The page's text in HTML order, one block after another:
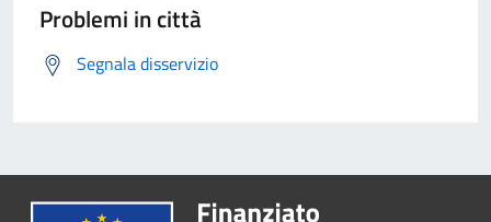
Problemi in città
Segnala disservizio